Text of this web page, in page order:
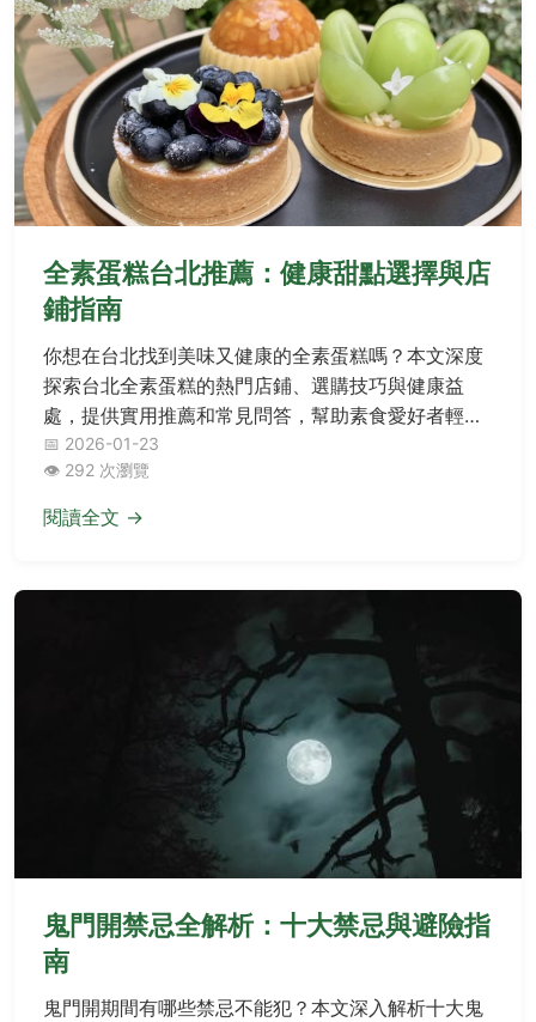
全素蛋糕台北推薦：健康甜點選擇與店
鋪指南
你想在台北找到美味又健康的全素蛋糕嗎？本文深度
探索台北全素蛋糕的熱門店鋪、選購技巧與健康益
處，提供實用推薦和常見問答，幫助素食愛好者輕鬆
享受甜點樂趣。
📅 2026-01-23
👁️ 292 次瀏覽
閱讀全文 →
鬼門開禁忌全解析：十大禁忌與避險指
南
鬼門開期間有哪些禁忌不能犯？本文深入解析十大鬼